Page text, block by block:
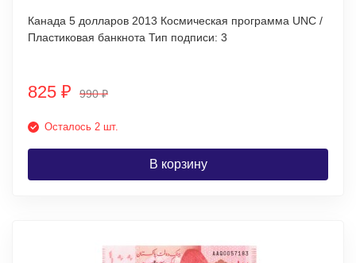
Канада 5 долларов 2013 Космическая программа UNC /
Пластиковая банкнота Тип подписи: 3
825 ₽ 990₽
Осталось 2 шт.
В корзину